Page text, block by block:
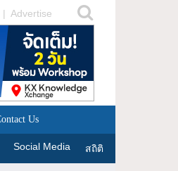
| Advertise
Us
Social Media สถิติ